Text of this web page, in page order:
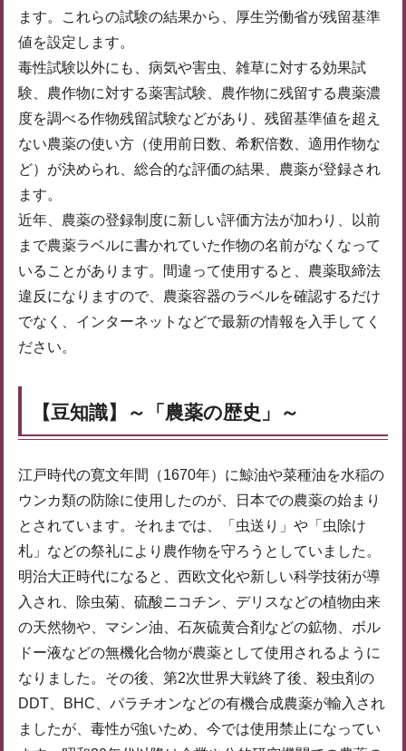
ます。これらの試験の結果から、厚生労働省が残留基準
値を設定します。
毒性試験以外にも、病気や害虫、雑草に対する効果試
験、農作物に対する薬害試験、農作物に残留する農薬濃
度を調べる作物残留試験などがあり、残留基準値を超え
ない農薬の使い方（使用前日数、希釈倍数、適用作物な
ど）が決められ、総合的な評価の結果、農薬が登録され
ます。
近年、農薬の登録制度に新しい評価方法が加わり、以前
まで農薬ラベルに書かれていた作物の名前がなくなって
いることがあります。間違って使用すると、農薬取締法
違反になりますので、農薬容器のラベルを確認するだけ
でなく、インターネットなどで最新の情報を入手してく
ださい。
【豆知識】～「農薬の歴史」～
江戸時代の寛文年間（1670年）に鯨油や菜種油を水稲の
ウンカ類の防除に使用したのが、日本での農薬の始まり
とされています。それまでは、「虫送り」や「虫除け
札」などの祭礼により農作物を守ろうとしていました。
明治大正時代になると、西欧文化や新しい科学技術が導
入され、除虫菊、硫酸ニコチン、デリスなどの植物由来
の天然物や、マシン油、石灰硫黄合剤などの鉱物、ボル
ドー液などの無機化合物が農薬として使用されるように
なりました。その後、第2次世界大戦終了後、殺虫剤の
DDT、BHC、パラチオンなどの有機合成農薬が輸入され
ましたが、毒性が強いため、今では使用禁止になってい